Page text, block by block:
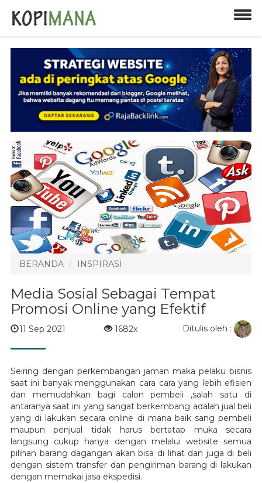
BERANDA INSPIRASI
Media Sosial Sebagai Tempat
Promosi Online yang Efektif
11 Sep 2021 1682x Ditulis oleh :
Seiring dengan perkembangan jaman maka pelaku bisnis
saat ini banyak menggunakan cara cara yang lebih efisien
dan memudahkan bagi calon pembeli ,salah satu di
antaranya saat ini yang sangat berkembang adalah jual beli
yang di lakukan secara online di mana baik sang pembeli
maupun penjual tidak harus bertatap muka secara
langsung cukup hanya dengan melalui website semua
pilihan barang dagangan akan bisa di lihat dan juga di beli
dengan sistem transfer dan pengiriman barang di lakukan
dengan memakai jasa ekspedisi.